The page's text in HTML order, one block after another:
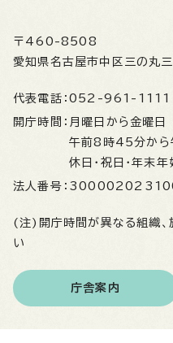
〒460-8508
愛知県名古屋市中区三の丸
代表電話： 052-961-1111
開庁時間： 月曜日から金曜日
午前8時45分から
休日・祝日・年末年
法人番号：
(注)開庁時間が異なる組織、
い
庁舎案内